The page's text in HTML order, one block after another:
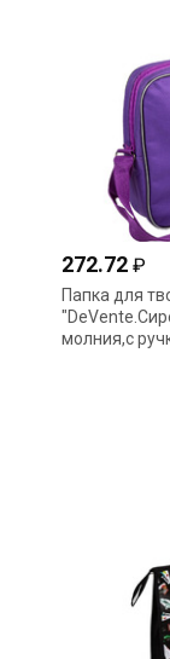
272.72 ₽
Папка для
молния,с